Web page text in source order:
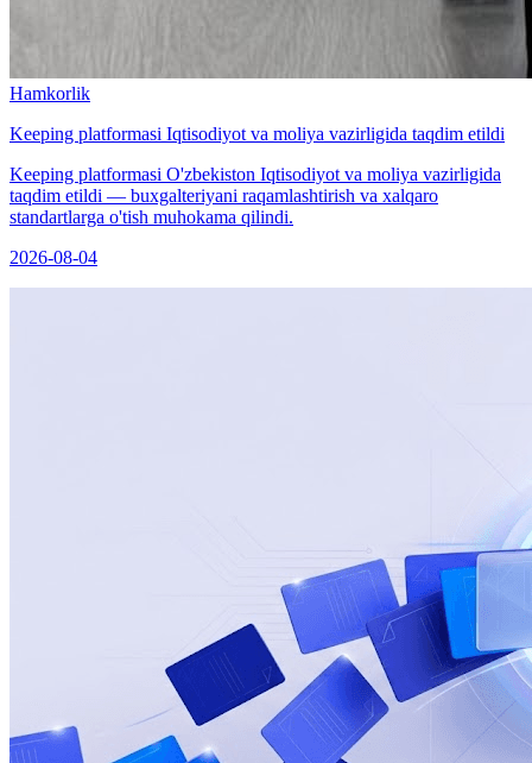
Hamkorlik
Keeping platformasi Iqtisodiyot va moliya vazirligida taqdim etildi
Keeping platformasi O'zbekiston Iqtisodiyot va moliya vazirligida
taqdim etildi — buxgalteriyani raqamlashtirish va xalqaro
standartlarga o'tish muhokama qilindi.
2026-08-04